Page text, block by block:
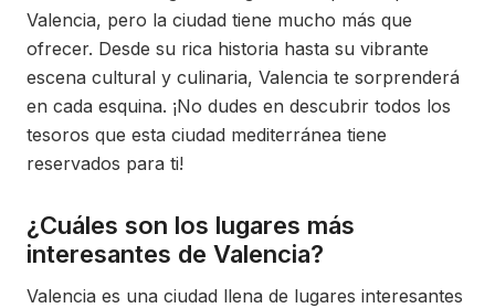
Valencia, pero la ciudad tiene mucho más que
ofrecer. Desde su rica historia hasta su vibrante
escena cultural y culinaria, Valencia te sorprenderá
en cada esquina. ¡No dudes en descubrir todos los
tesoros que esta ciudad mediterránea tiene
reservados para ti!
¿Cuáles son los lugares más
interesantes de Valencia?
Valencia es una ciudad llena de lugares interesantes